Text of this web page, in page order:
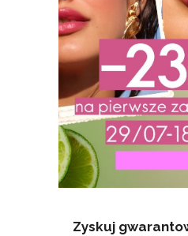
Zyskuj